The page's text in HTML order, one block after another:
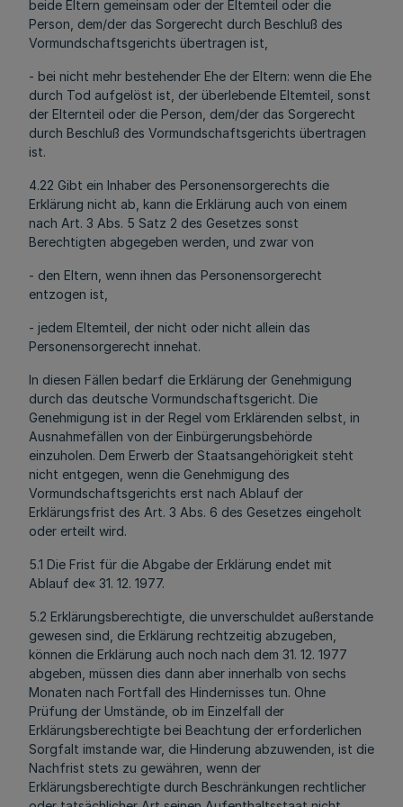
beide Eltern gemeinsam oder der Eltemteil oder die
Person, dem/der das Sorgerecht durch Beschluß des
Vormundschaftsgerichts übertragen ist,
- bei nicht mehr bestehender Ehe der Eltern: wenn die Ehe
durch Tod aufgelöst ist, der überlebende Eltemteil, sonst
der Elternteil oder die Person, dem/der das Sorgerecht
durch Beschluß des Vormundschaftsgerichts übertragen
ist.
4.22 Gibt ein Inhaber des Personensorgerechts die
Erklärung nicht ab, kann die Erklärung auch von einem
nach Art. 3 Abs. 5 Satz 2 des Gesetzes sonst
Berechtigten abgegeben werden, und zwar von
- den Eltern, wenn ihnen das Personensorgerecht
entzogen ist,
- jedem Eltemteil, der nicht oder nicht allein das
Personensorgerecht innehat.
In diesen Fällen bedarf die Erklärung der Genehmigung
durch das deutsche Vormundschaftsgericht. Die
Genehmigung ist in der Regel vom Erklärenden selbst, in
Ausnahmefällen von der Einbürgerungsbehörde
einzuholen. Dem Erwerb der Staatsangehörigkeit steht
nicht entgegen, wenn die Genehmigung des
Vormundschaftsgerichts erst nach Ablauf der
Erklärungsfrist des Art. 3 Abs. 6 des Gesetzes eingeholt
oder erteilt wird.
5.1 Die Frist für die Abgabe der Erklärung endet mit
Ablauf de« 31. 12. 1977.
5.2 Erklärungsberechtigte, die unverschuldet außerstande
gewesen sind, die Erklärung rechtzeitig abzugeben,
können die Erklärung auch noch nach dem 31. 12. 1977
abgeben, müssen dies dann aber innerhalb von sechs
Monaten nach Fortfall des Hindernisses tun. Ohne
Prüfung der Umstände, ob im Einzelfall der
Erklärungsberechtigte bei Beachtung der erforderlichen
Sorgfalt imstande war, die Hinderung abzuwenden, ist die
Nachfrist stets zu gewähren, wenn der
Erklärungsberechtigte durch Beschränkungen rechtlicher